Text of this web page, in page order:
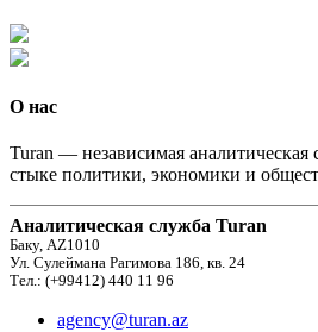
О нас
Turan — независимая аналитическая
стыке политики, экономики и
Аналитическая служба Turan
Баку, AZ1010
Ул. Сулеймана Рагимова 186, кв. 24
Тел.: (+99412) 440 11 96
agency@turan.az